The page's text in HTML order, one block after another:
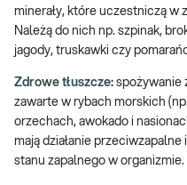
minerały, które uczestniczą w
Należą do nich np. szpinak,
jagody, truskawki czy
Zdrowe tłuszcze: spożywanie
zawarte w rybach morskich
orzechach, awokado i
mają działanie
stanu zapalnego w organizmie.